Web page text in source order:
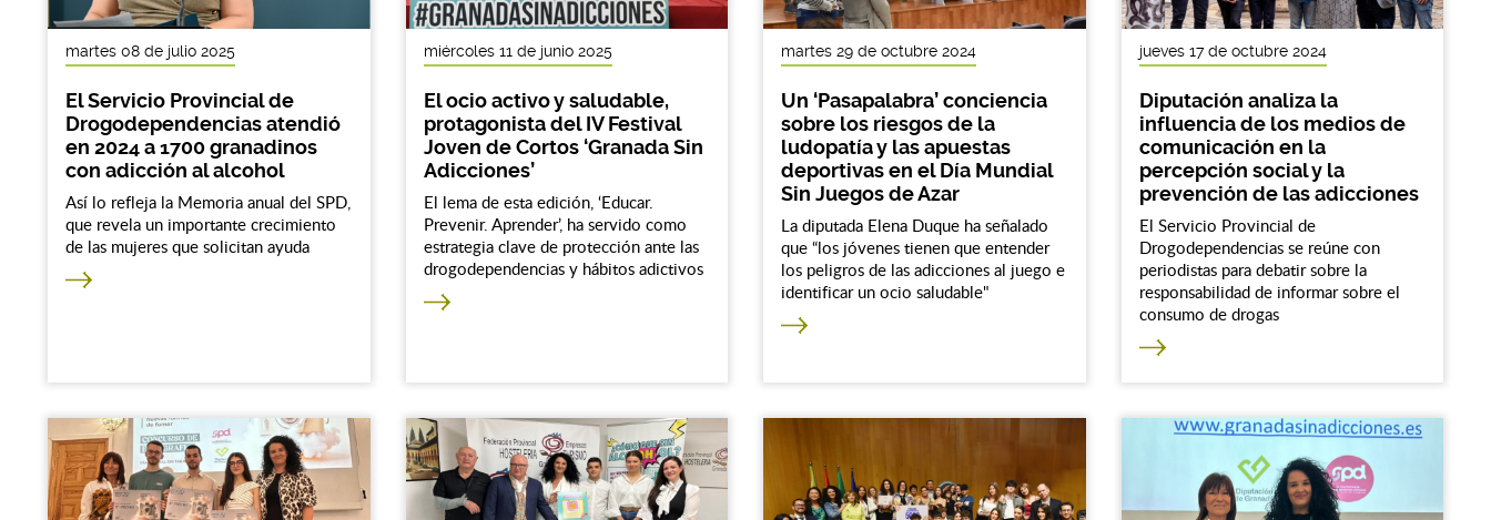
martes 08 de julio 2025
El Servicio Provincial de
Drogodependencias atendió
en 2024 a 1700 granadinos
con adicción al alcohol
Así lo refleja la Memoria anual del SPD,
que revela un importante crecimiento
de las mujeres que solicitan ayuda
miércoles 11 de junio 2025
El ocio activo y saludable,
protagonista del IV Festival
Joven de Cortos ‘Granada Sin
Adicciones’
El lema de esta edición, ‘Educar.
Prevenir. Aprender’, ha servido como
estrategia clave de protección ante las
drogodependencias y hábitos adictivos
martes 29 de octubre 2024
Un ‘Pasapalabra’ conciencia
sobre los riesgos de la
ludopatía y las apuestas
deportivas en el Día Mundial
Sin Juegos de Azar
La diputada Elena Duque ha señalado
que “los jóvenes tienen que entender
los peligros de las adicciones al juego e
identificar un ocio saludable"
jueves 17 de octubre 2024
Diputación analiza la
influencia de los medios de
comunicación en la
percepción social y la
prevención de las adicciones
El Servicio Provincial de
Drogodependencias se reúne con
periodistas para debatir sobre la
responsabilidad de informar sobre el
consumo de drogas